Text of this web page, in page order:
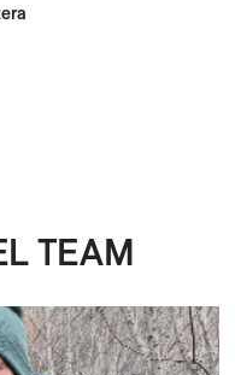
TEAM